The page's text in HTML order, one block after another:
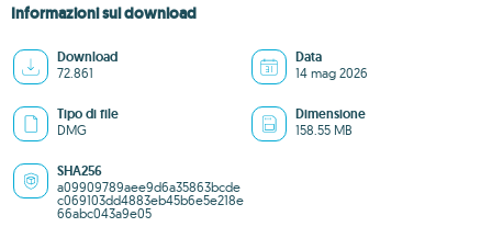
Informazioni sul download
Download
72.861
Data
14 mag 2026
Tipo di file
DMG
Dimensione
158.55 MB
SHA256
a09909789aee9d6a35863bcde
c069103dd4883eb45b6e5e218e
66abc043a9e05